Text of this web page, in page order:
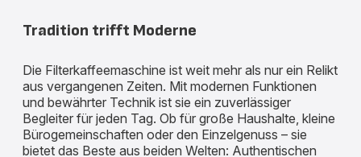
Tradition trifft Moderne
Die Filterkaffeemaschine ist weit mehr als nur ein Relikt
aus vergangenen Zeiten. Mit modernen Funktionen
und bewährter Technik ist sie ein zuverlässiger
Begleiter für jeden Tag. Ob für große Haushalte, kleine
Bürogemeinschaften oder den Einzelgenuss – sie
bietet das Beste aus beiden Welten: Authentischen